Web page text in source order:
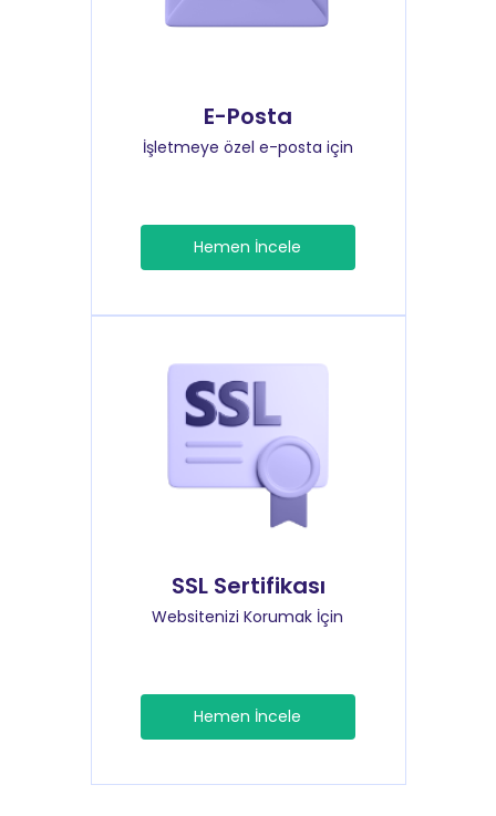
E-Posta
İşletmeye özel e-posta için
Hemen İncele
SSL Sertifikası
Websitenizi Korumak İçin
Hemen İncele